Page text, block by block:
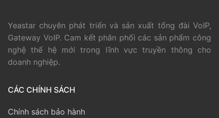
Yeastar chuyên phát triển và sản xuất tổng đài VoIP,
Gateway VoIP. Cam kết phân phối các sản phẩm công
nghệ thế hệ mới trong lĩnh vực truyền thông cho
doanh nghiệp.
CÁC CHÍNH SÁCH
Chính sách bảo hành